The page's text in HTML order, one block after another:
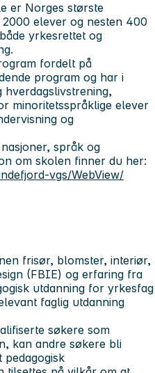
er Norges største
elever og nesten 400
yrkesrettet og
fordelt på
program og har i
minoritetsspråklige elever
og
språk og
om skolen finner du her:
vgs/WebView/
frisør, blomster, interiør,
(FBIE) og erfaring fra
utdanning for yrkesfag
faglig utdanning
søkere som
kan andre søkere bli